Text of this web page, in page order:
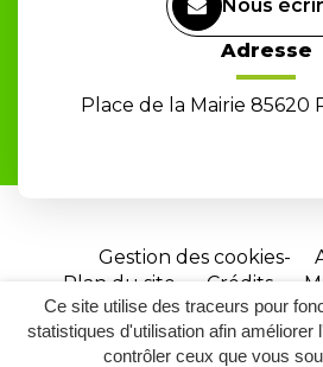
Ce site utilise des traceurs pour
statistiques d'utilisation afin améliorer
contrôler ceux que vous
Nous
Adresse
Place de la Mairie 85620
Gestion des cookies
Plan du site
Crédits
Site
réalisé